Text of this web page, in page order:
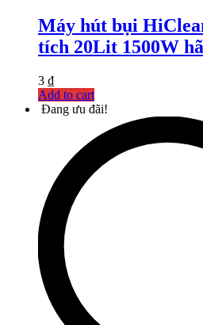
Máy hút bụi
tích 20Lit 1500W
3 ₫
Add to cart
Đang ưu đãi!